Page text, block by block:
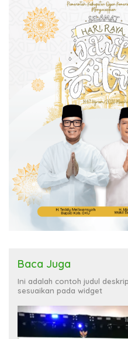
Baca Juga
Ini adalah contoh judul
sesuaikan pada widget